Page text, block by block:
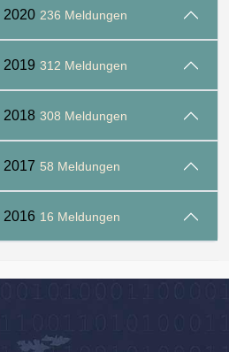
2020 236 Meldungen
2019 312 Meldungen
2018 308 Meldungen
2017 58 Meldungen
2016 16 Meldungen